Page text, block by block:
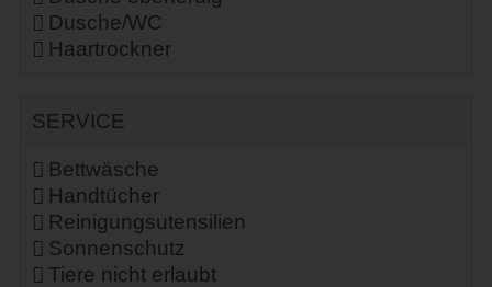
Dusche/WC
Haartrockner
SERVICE
Bettwäsche
Handtücher
Reinigungsutensilien
Sonnenschutz
Tiere nicht erlaubt